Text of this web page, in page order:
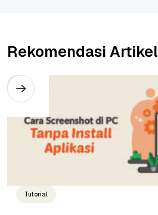
Rekomendasi Artikel
Tutorial